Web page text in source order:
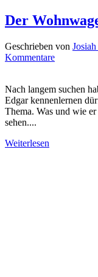
Der
Geschrieben von
Kommentarezu
wird
gestaltet
–
Nach langem suchen
Edgar kennenlernen
Thema. Was und wie
sehen....
Weiterlesen